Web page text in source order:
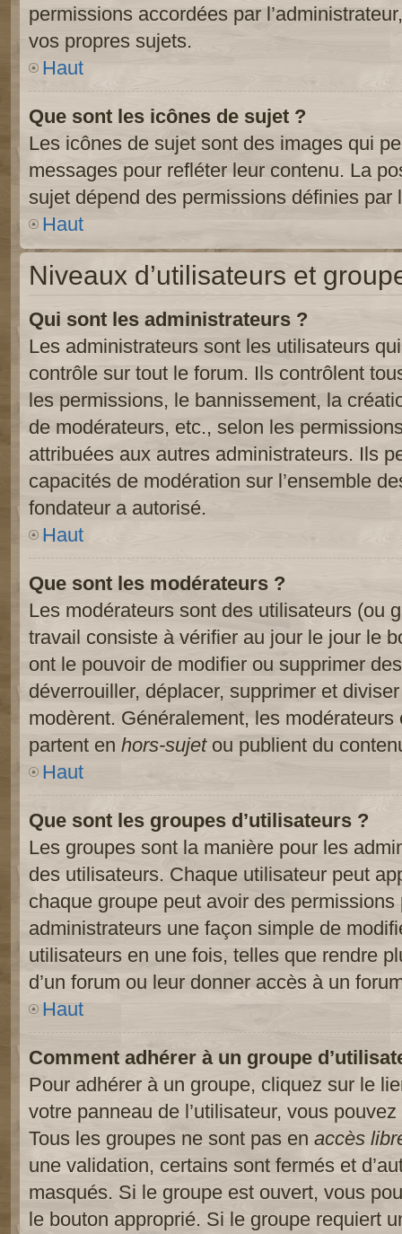
permissions accordées par
vos propres sujets.
Haut
Que sont les icônes de sujet ?
Les icônes de sujet sont des images qui
messages pour refléter leur contenu. La
sujet dépend des permissions définies par
Haut
Niveaux d’utilisateurs et
Qui sont les administrateurs ?
Les administrateurs sont les utilisateurs
contrôle sur tout le forum. Ils contrôlent
les permissions, le bannissement, la
de modérateurs, etc., selon les
attribuées aux autres administrateurs. Ils
capacités de modération sur l’ensemble
fondateur a autorisé.
Haut
Que sont les modérateurs ?
Les modérateurs sont des utilisateurs (ou
travail consiste à vérifier au jour le jour le
ont le pouvoir de modifier ou supprimer
déverrouiller, déplacer, supprimer et
modèrent. Généralement, les
partent en hors-sujetou publient du
Haut
Que sont les groupes d’utilisateurs ?
Les groupes sont la manière pour les
des utilisateurs. Chaque utilisateur peut
chaque groupe peut avoir des
administrateurs une façon simple de
utilisateurs en une fois, telles que rendre
d’un forum ou leur donner accès à un
Haut
Comment adhérer à un groupe
Pour adhérer à un groupe, cliquez sur le
votre panneau de l’utilisateur, vous
Tous les groupes ne sont pas en accès
une validation, certains sont fermés et
masqués. Si le groupe est ouvert, vous
le bouton approprié. Si le groupe requiert